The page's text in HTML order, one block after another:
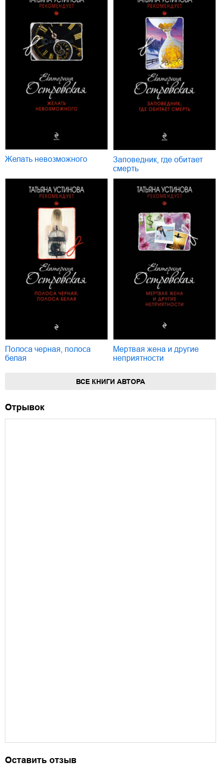
Желать невозможного
Заповедник, где обитает
смерть
Полоса черная, полоса
белая
Мертвая жена и другие
неприятности
ВСЕ КНИГИ АВТОРА
Отрывок
Оставить отзыв